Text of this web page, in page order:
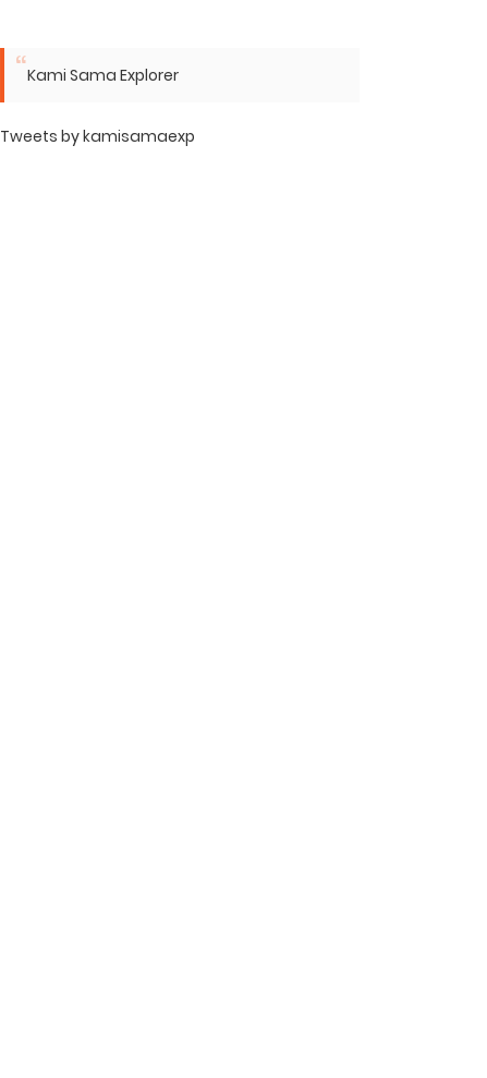
Kami Sama Explorer
Tweets by kamisamaexp